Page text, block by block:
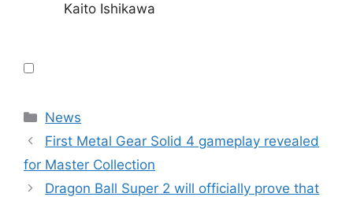
Kaito Ishikawa
Categories
News
First Metal Gear Solid 4 gameplay revealed
for Master Collection
Dragon Ball Super 2 will officially prove that